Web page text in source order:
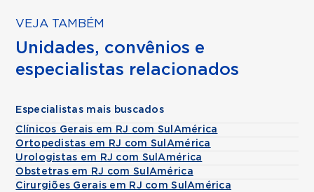
VEJA TAMBÉM
Unidades, convênios e
especialistas relacionados
Especialistas mais buscados
Clínicos Gerais em RJ com SulAmérica
Ortopedistas em RJ com SulAmérica
Urologistas em RJ com SulAmérica
Obstetras em RJ com SulAmérica
Cirurgiões Gerais em RJ com SulAmérica